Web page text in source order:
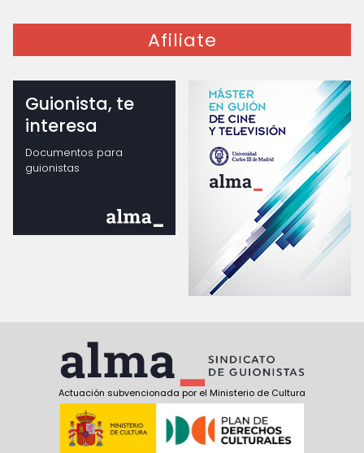
Afiliate
Guionista, te
interesa
Documentos para
guionistas
Actuación subvencionada por el Ministerio de Cultura